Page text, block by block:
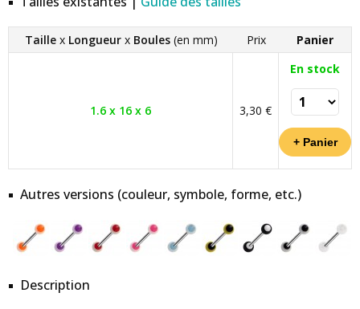
Taille x Longueur x Boules (en mm) Prix Panier
1.6 x 16 x 6 3,30 €
En stock
Autres versions (couleur, symbole, forme, etc.)
Description